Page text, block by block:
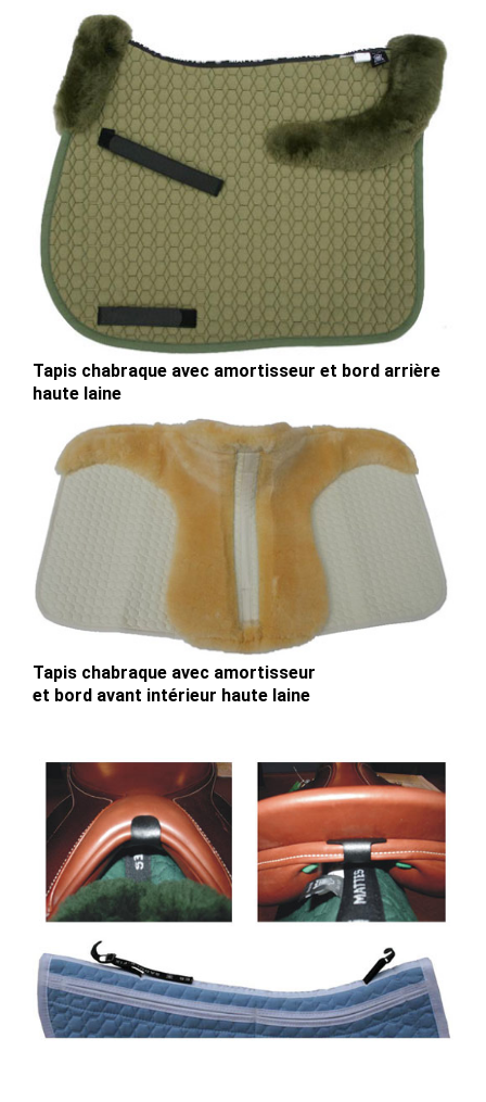
Tapis chabraque avec amortisseur et bord arrière
haute laine
Tapis chabraque avec amortisseur
et bord avant intérieur haute laine